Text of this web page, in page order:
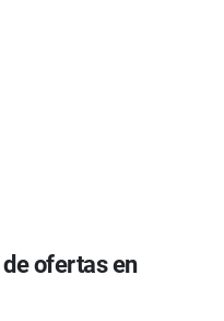
de ofertas en